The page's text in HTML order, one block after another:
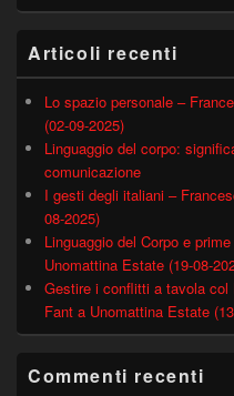
Articoli recenti
Lo spazio personale –
(02-09-2025)
Linguaggio del corpo:
comunicazione
I gesti degli italiani –
08-2025)
Linguaggio del Corpo e
Unomattina Estate (19-08-
Gestire i conflitti a tavola col
Fant a Unomattina Estate
Commenti recenti